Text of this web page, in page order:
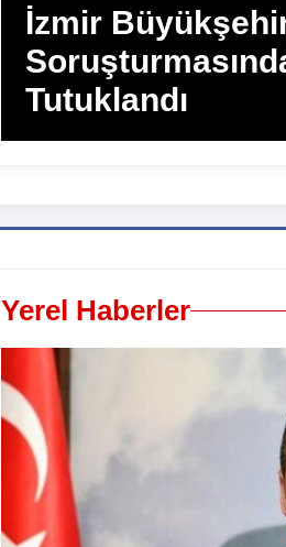
İzmir
Tutuklandı
Yerel Haberler